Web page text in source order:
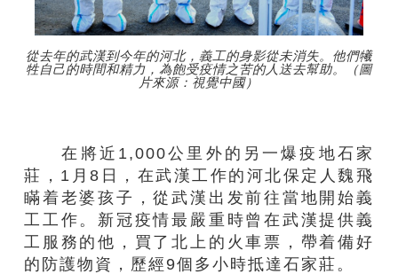
從去年的武漢到今年的河北，義工的身影從未消失。他們犧
牲自己的時間和精力，為飽受疫情之苦的人送去幫助。（圖
片來源：視覺中國）
在將近1,000公里外的另一爆疫地石家
莊，1月8日，在武漢工作的河北保定人魏飛
瞞着老婆孩子，從武漢出发前往當地開始義
工 工作。新冠疫情最嚴重 時曾在武漢提供義
工服務的他，買了北上的火車票，帶着備好
的防護物資，歷經9個多小時抵達石家莊。